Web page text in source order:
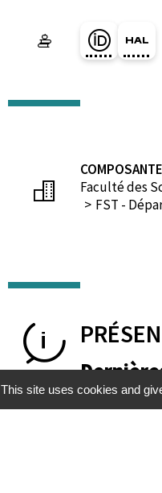
Page
Faculté des
FST -
This site uses cookies and